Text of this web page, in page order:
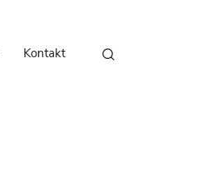
Kontakt
Przejdź do treści